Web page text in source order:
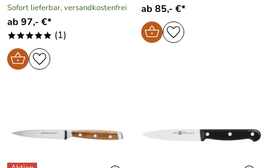
Sofort lieferbar, versandkostenfrei
ab 97,- €*
***** (1)
ab 85,- €*